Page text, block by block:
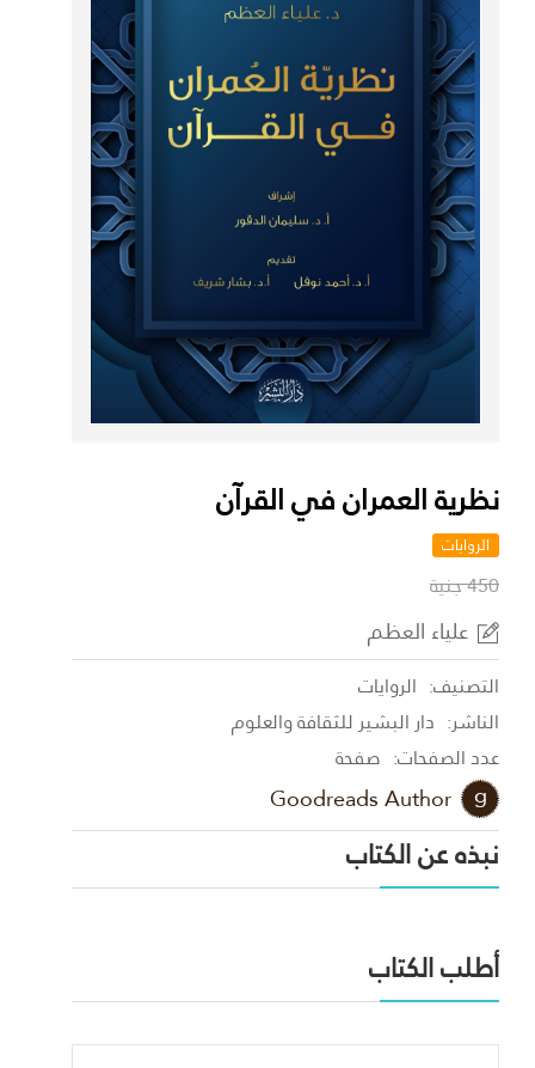
نظرية العمران في القرآن
الروايات
450 جنية
علياء العظم
التصنيف: الروايات
الناشر: دار البشير للثقافة والعلوم
عدد الصفحات: صفحة
Goodreads Author
نبذه عن الكتاب
أطلب الكتاب